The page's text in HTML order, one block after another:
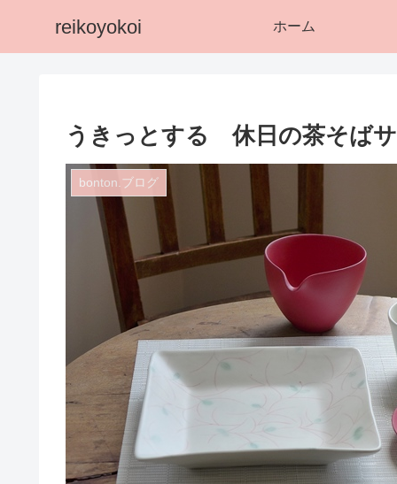
reikoyokoi ホーム
うきっとする 休日の茶そば
bonton.ブログ